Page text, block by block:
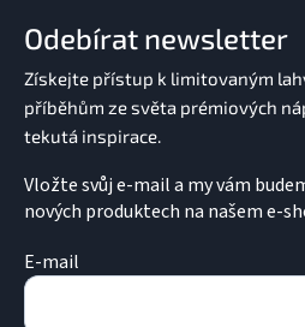
Odebírat newsletter
Vložte svůj e-mail a my vám
nových produktech na našem e-
E-mail